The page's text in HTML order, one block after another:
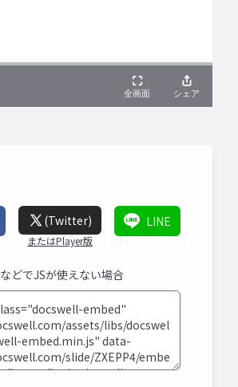
(Twitter)
またはPlayer版
LINE
どでJSが使えない場合